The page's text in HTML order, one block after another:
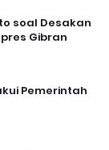
soal Desakan
Gibran
Pemerintah